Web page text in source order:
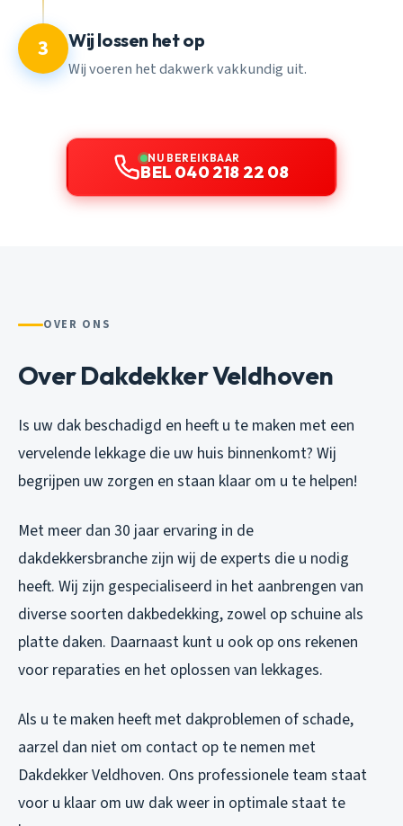
3 Wij lossen het op
Wij voeren het dakwerk vakkundig uit.
NU BEREIKBAAR
BEL 040 218 22 08
OVER ONS
Over Dakdekker Veldhoven
Is uw dak beschadigd en heeft u te maken met een
vervelende lekkage die uw huis binnenkomt? Wij
begrijpen uw zorgen en staan klaar om u te helpen!
Met meer dan 30 jaar ervaring in de
dakdekkersbranche zijn wij de experts die u nodig
heeft. Wij zijn gespecialiseerd in het aanbrengen van
diverse soorten dakbedekking, zowel op schuine als
platte daken. Daarnaast kunt u ook op ons rekenen
voor reparaties en het oplossen van lekkages.
Als u te maken heeft met dakproblemen of schade,
aarzel dan niet om contact op te nemen met
Dakdekker Veldhoven. Ons professionele team staat
voor u klaar om uw dak weer in optimale staat te